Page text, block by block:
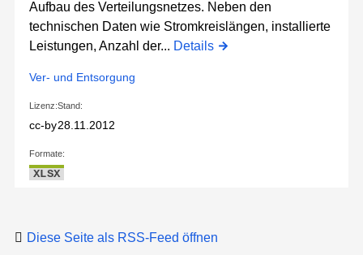
Aufbau des Verteilungsnetzes. Neben den
technischen Daten wie Stromkreislängen, installierte
Leistungen, Anzahl der... Details
Ver- und Entsorgung
Lizenz:
cc-by
Stand:
28.11.2012
Formate:
XLSX
Diese Seite als RSS-Feed öffnen